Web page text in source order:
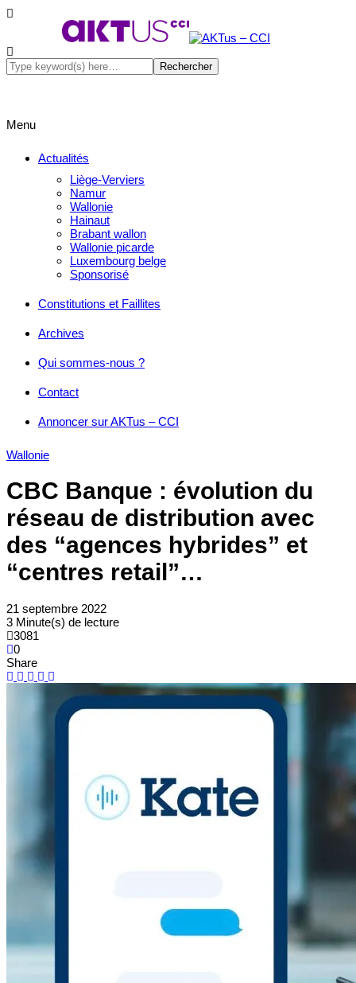
Menu
Actualités
Liège-Verviers
Namur
Wallonie
Hainaut
Brabant wallon
Wallonie picarde
Luxembourg belge
Sponsorisé
Constitutions et Faillites
Archives
Qui sommes-nous ?
Contact
Annoncer sur AKTus – CCI
Wallonie
CBC Banque : évolution du
réseau de distribution avec
des “agences hybrides” et
“centres retail”…
21 septembre 2022
3 Minute(s) de lecture
3081
0
Share